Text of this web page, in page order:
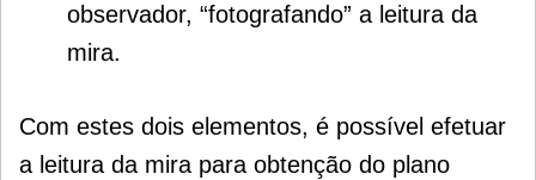
observador, “fotografando” a leitura da
mira.
Com estes dois elementos, é possível efetuar
a leitura da mira para obtenção do plano